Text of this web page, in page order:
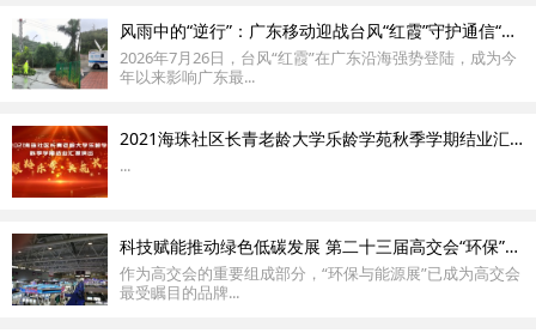
风雨中的“逆行”：广东移动迎战台风“红霞”守护通信“生命线”
2026年7月26日，台风“红霞”在广东沿海强势登陆，成为今
年以来影响广东最...
2021海珠社区长青老龄大学乐龄学苑秋季学期结业汇报演出
...
科技赋能推动绿色低碳发展 第二十三届高交会“环保”亮点看这里！
作为高交会的重要组成部分，“环保与能源展”已成为高交会
最受瞩目的品牌...